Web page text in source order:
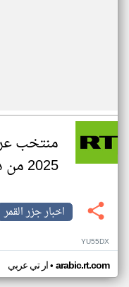
منتخب
2025 من دور المجموعات
اخبار جزر القمر
YU55DX
ار تي عربي• arabic.rt.com